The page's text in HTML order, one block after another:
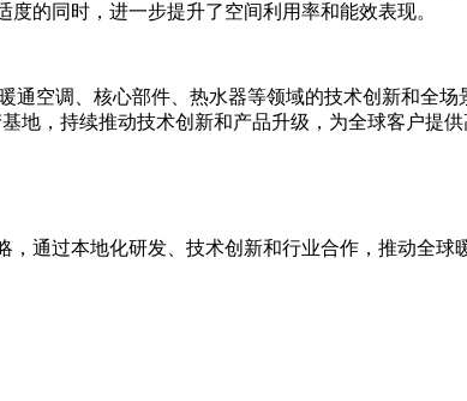
的同时，进一步提升了空间利用率和能效表现。
通空调、核心部件、热水器等领域的技术创新和全
地，持续推动技术创新和产品升级，为全球客户提
通过本地化研发、技术创新和行业合作，推动全